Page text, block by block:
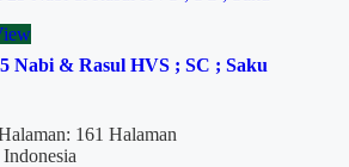
Nabi & Rasul HVS ; SC ; Saku
161 Halaman